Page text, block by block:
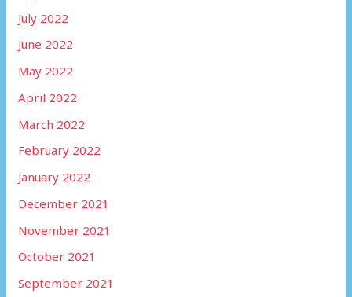
July 2022
June 2022
May 2022
April 2022
March 2022
February 2022
January 2022
December 2021
November 2021
October 2021
September 2021